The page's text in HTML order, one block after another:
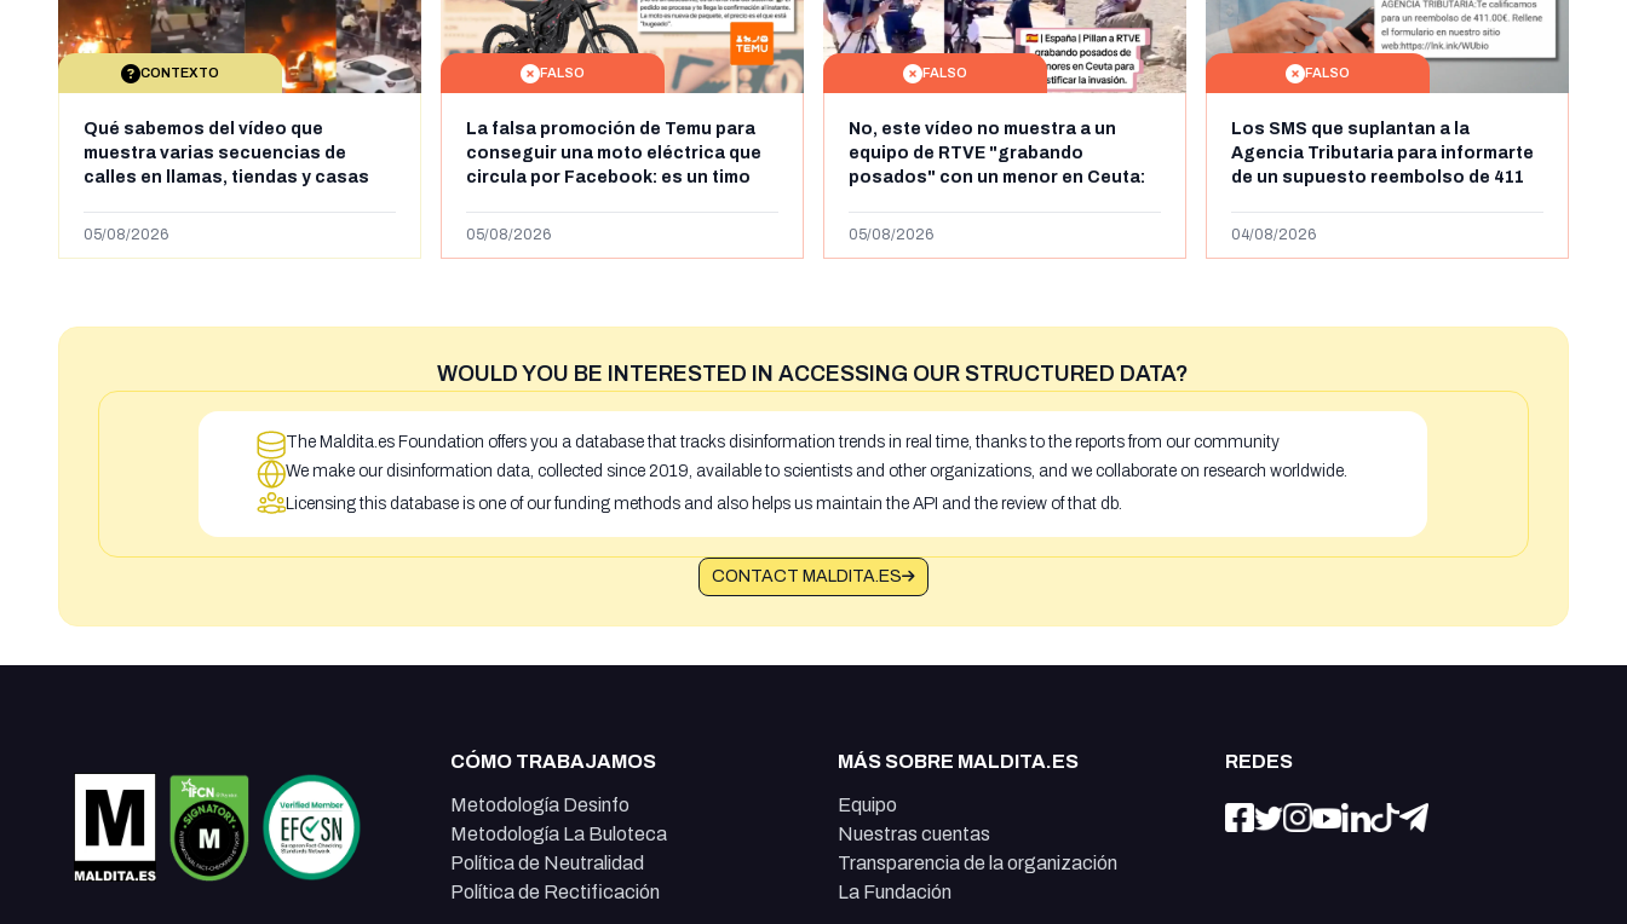
CONTEXTO
Qué sabemos del vídeo que
muestra varias secuencias de
calles en llamas, tiendas y casas
supuestamente en España tras la
05/08/2026
FALSO
La falsa promoción de Temu para
conseguir una moto eléctrica que
circula por Facebook: es un timo
05/08/2026
FALSO
No, este vídeo no muestra a un
equipo de RTVE "grabando
posados" con un menor en Ceuta:
VRT
05/08/2026
FALSO
Los SMS que suplantan a la
Agencia Tributaria para informarte
de un supuesto reembolso de 411
04/08/2026
WOULD YOU BE INTERESTED IN ACCESSING OUR STRUCTURED DATA?
The Maldita.es Foundation offers you a database that tracks disinformation trends in real time, thanks to the reports from our community
We make our disinformation data, collected since 2019, available to scientists and other organizations, and we collaborate on research worldwide.
Licensing this database is one of our funding methods and also helps us maintain the API and the review of that db.
CONTACT MALDITA.ES
CÓMO TRABAJAMOS
Metodología Desinfo
Metodología La Buloteca
Política de Neutralidad
Política de Rectificación
MÁS SOBRE MALDITA.ES
Equipo
Nuestras cuentas
Transparencia de la organización
La Fundación
REDES